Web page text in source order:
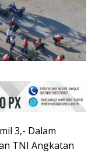
3,- Dalam
TNI Angkatan